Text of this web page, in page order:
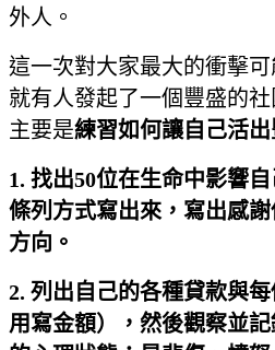
外人。
這一次對大家最大的衝擊
就有人發起了一個豐盛的社
主要是練習如何讓自己活出
1. 找出50位在生命中影響
條列方式寫出來，寫出感
方向。
2. 列出自己的各種貸款與
用寫金額），然後觀察並